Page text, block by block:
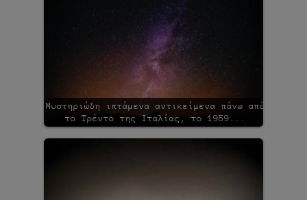
Μυστηριώδη ιπτάμενα αντικείμενα πάνω από
το Τρέντο της Ιταλίας, το 1959...